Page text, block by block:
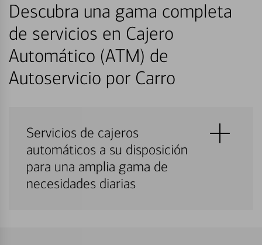
Descubra una gama completa
de servicios en Cajero
Automático (ATM) de
Autoservicio por Carro
Servicios de cajeros
automáticos a su disposición
para una amplia gama de
necesidades diarias